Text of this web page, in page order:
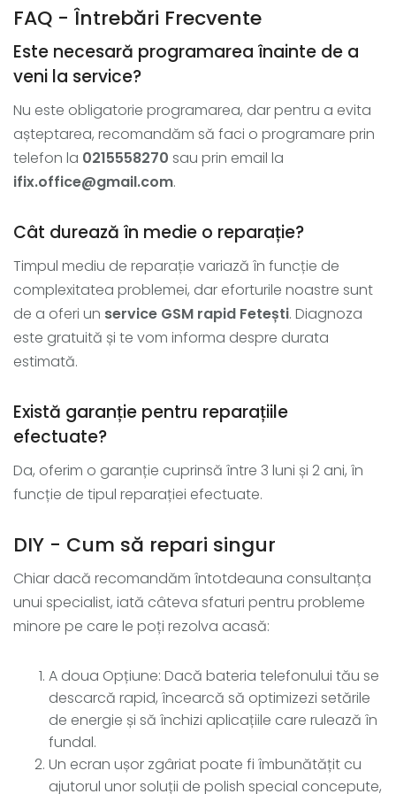
FAQ - Întrebări Frecvente
Este necesară programarea înainte de a
veni la service?
Nu este obligatorie programarea, dar pentru a evita
așteptarea, recomandăm să faci o programare prin
telefon la 0215558270 sau prin email la
ifix.office@gmail.com.
Cât durează în medie o reparație?
Timpul mediu de reparație variază în funcție de
complexitatea problemei, dar eforturile noastre sunt
de a oferi un service GSM rapid Fetești. Diagnoza
este gratuită și te vom informa despre durata
estimată.
Există garanție pentru reparațiile
efectuate?
Da, oferim o garanție cuprinsă între 3 luni și 2 ani, în
funcție de tipul reparației efectuate.
DIY - Cum să repari singur
Chiar dacă recomandăm întotdeauna consultanța
unui specialist, iată câteva sfaturi pentru probleme
minore pe care le poți rezolva acasă:
A doua Opțiune: Dacă bateria telefonului tău se
descarcă rapid, încearcă să optimizezi setările
de energie și să închizi aplicațiile care rulează în
fundal.
Un ecran ușor zgâriat poate fi îmbunătățit cu
ajutorul unor soluții de polish special concepute,